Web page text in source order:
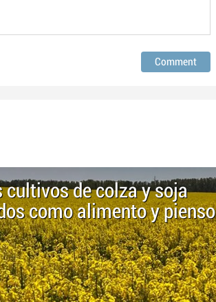
cultivos de colza y soja
como alimento y pienso